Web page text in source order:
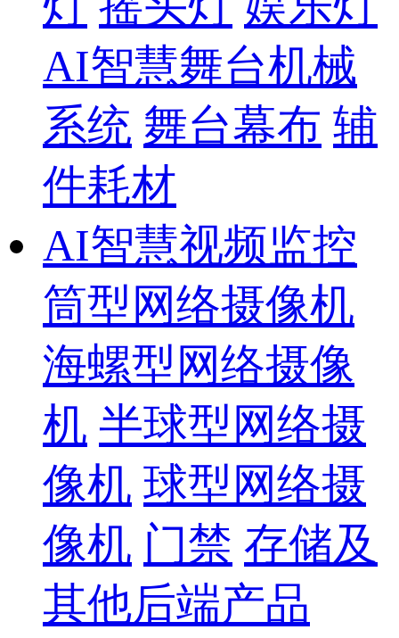
AI智慧舞台机械
系统 舞台幕布 辅
件耗材
AI智慧视频监控
筒型网络摄像机
海螺型网络摄像
机 半球型网络摄
像机 球型网络摄
像机 门禁 存储及
其他后端产品